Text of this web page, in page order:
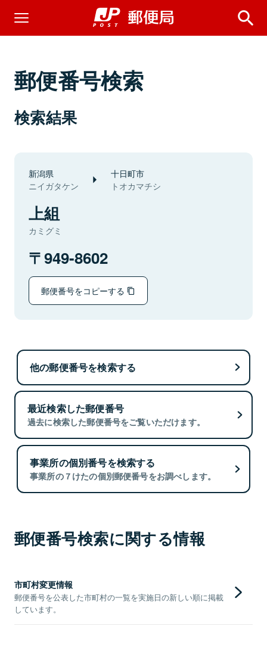
郵便番号検索
検索結果
新潟県
ニイガタケン
十日町市
トオカマチシ
上組
カミグミ
949-8602
郵便番号をコピーする
他の郵便番号を検索する
最近検索した郵便番号
過去に検索した郵便番号をご覧いただけます。
事業所の個別番号を検索する
事業所の７けたの個別郵便番号をお調べします。
郵便番号検索に関する情報
市町村変更情報
郵便番号を公表した市町村の一覧を実施日の新しい順に掲載
しています。